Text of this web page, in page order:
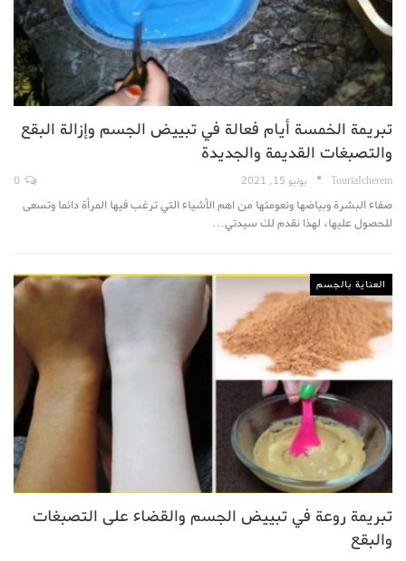
تبريمة الخمسة أيام فعالة في تبييض الجسم وإزالة البقع
والتصبغات القديمة والجديدة
TouriaIcherem يوليو 15, 2021
صفاء البشرة وبياضها ونعومتها من اهم الأشياء التي ترغب فيها المرأة دائما وتسعى
للحصول عليها، لهذا نقدم لك سيدتي…
العناية بالجسم
تبريمة روعة في تبييض الجسم والقضاء على التصبغات
والبقع